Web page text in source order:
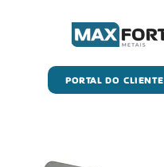
PORTAL DO CLIENTE